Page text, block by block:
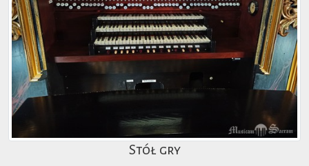
Stół gry